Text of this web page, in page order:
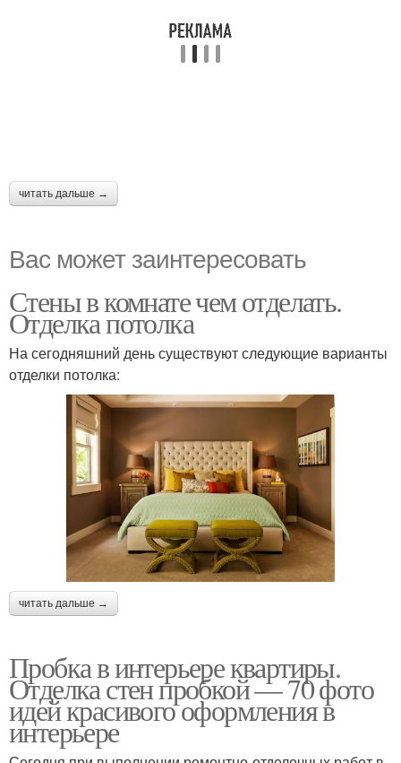
читать дальше →
Вас может заинтересовать
Стены в комнате чем отделать.
Отделка потолка
На сегодняшний день существуют следующие варианты
отделки потолка:
читать дальше →
Пробка в интерьере квартиры.
Отделка стен пробкой — 70 фото
идей красивого оформления в
интерьере